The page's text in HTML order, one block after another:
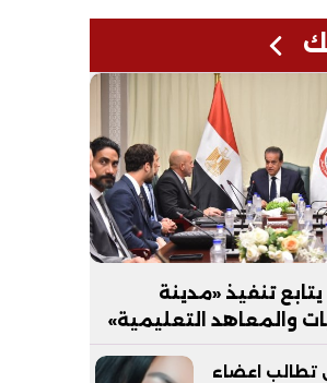
تنفيذ «مدينة
والمعاهد التعليمية»
تطالب اعضاء